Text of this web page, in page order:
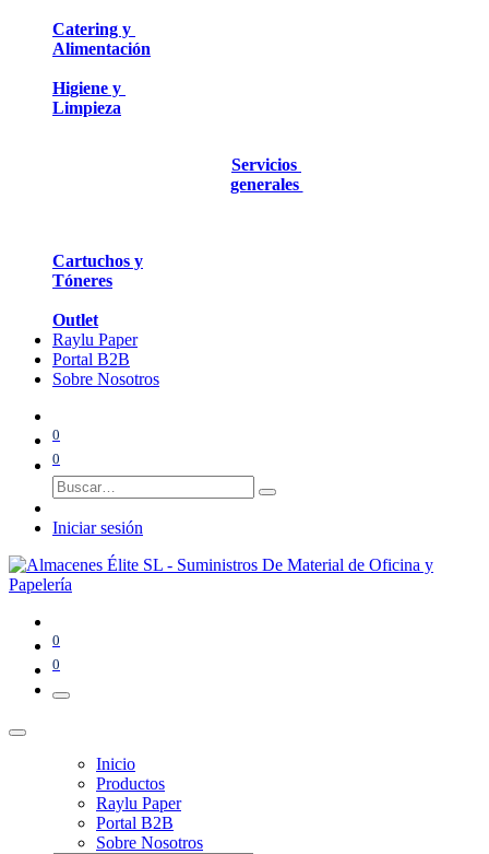
Catering y
Alimentación
Higiene y
Limpieza
Servicios
generales
Cartuchos y
Tóneres
Outlet
Raylu Paper
Portal B2B
Sobre Nosotros
0
0
Iniciar sesión
0
0
Inicio
Productos
Raylu Paper
Portal B2B
Sobre Nosotros